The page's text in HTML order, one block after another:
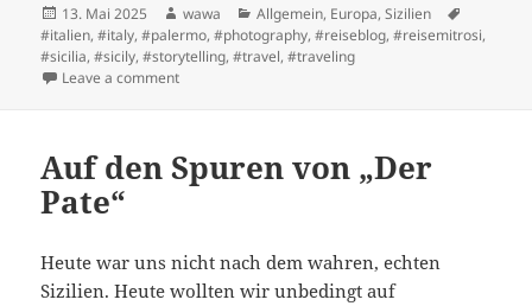
Posted
on
13. Mai 2025 Author
wawa Categories
Allgemein, Europa,Sizilien
#italien,#italy,#palermo,#photography,#reiseblog,#reisemitrosi,
#sicilia,#sicily,#storytelling,#travel,#traveling
Leave a commenton Noch mehr Bergdörfer
Auf den Spuren von „Der
Pate“
Heute war uns nicht nach dem wahren, echten
Sizilien. Heute wollten wir unbedingt auf